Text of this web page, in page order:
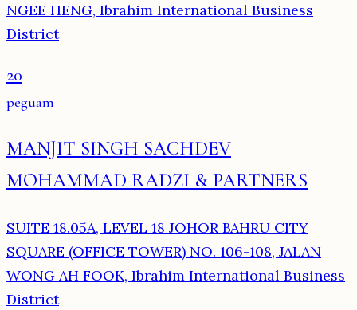
NGEE HENG, Ibrahim International Business
District
20
peguam
MANJIT SINGH SACHDEV
MOHAMMAD RADZI & PARTNERS
SUITE 18.05A, LEVEL 18 JOHOR BAHRU CITY
SQUARE (OFFICE TOWER) NO. 106-108, JALAN
WONG AH FOOK, Ibrahim International Business
District